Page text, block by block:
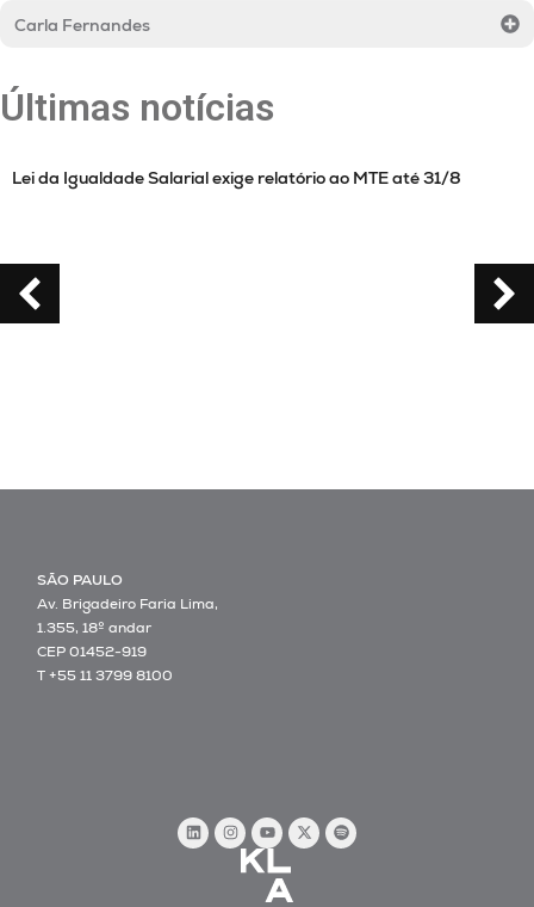
Carla Fernandes
Últimas notícias
Lei da Igualdade Salarial exige relatório ao MTE até 31/8
SÃO PAULO
Av. Brigadeiro Faria Lima,
1.355, 18º andar
CEP 01452-919
T +55 11 3799 8100